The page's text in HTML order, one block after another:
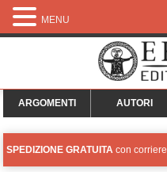
ARGOMENTI AUTORI
SPEDIZIONE GRATUITA con
MENU